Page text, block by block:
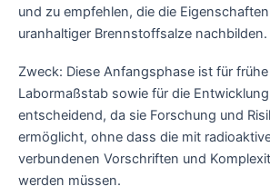
und zu empfehlen, die die
uranhaltiger Brennstoffsalze nachbilden.
Zweck: Diese Anfangsphase ist für
Labormaßstab sowie für die
entscheidend, da sie Forschung und
ermöglicht, ohne dass die mit
verbundenen Vorschriften und
werden müssen.